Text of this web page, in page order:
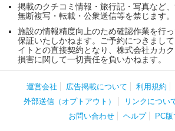
掲載のクチコミ情報・旅行記・写真など
無断複写・転載・公衆送信等を禁じます。
施設の情報精度向上のため確認作業を行
保証いたしかねます。ご予約につきまし
イトとの直接契約となり、株式会社カカ
損害に関して一切責任を負いかねます。
運営会社 広告掲載について 利用規約
外部送信（オプトアウト）
リンクについ
お問い合わせ
ヘルプ PC